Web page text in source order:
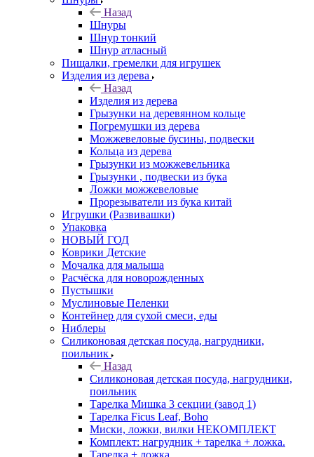
Назад
Шнуры
Шнур тонкий
Шнур атласный
Пищалки, гремелки для игрушек
Изделия из дерева
Назад
Изделия из дерева
Грызунки на деревянном кольце
Погремушки из дерева
Можжевеловые бусины, подвески
Кольца из дерева
Грызунки из можжевельника
Грызунки , подвески из бука
Ложки можжевеловые
Прорезыватели из бука китай
Игрушки (Развивашки)
Упаковка
НОВЫЙ ГОД
Коврики Детские
Мочалка для малыша
Расчёска для новорожденных
Пустышки
Муслиновые Пеленки
Контейнер для сухой смеси, еды
Ниблеры
Силиконовая детская посуда, нагрудники,
поильник
Назад
Силиконовая детская посуда, нагрудники,
поильник
Тарелка Мишка 3 секции (завод 1)
Тарелка Ficus Leaf, Boho
Миски, ложки, вилки НЕКОМПЛЕКТ
Комплект: нагрудник + тарелка + ложка.
Тарелка + ложка